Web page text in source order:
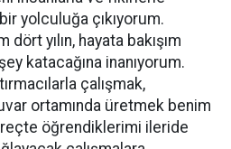
yolculuğa çıkıyorum.
yılın, hayata bakışım
katacağına inanıyorum.
çalışmak,
ortamında üretmek benim
öğrendiklerimi ileride